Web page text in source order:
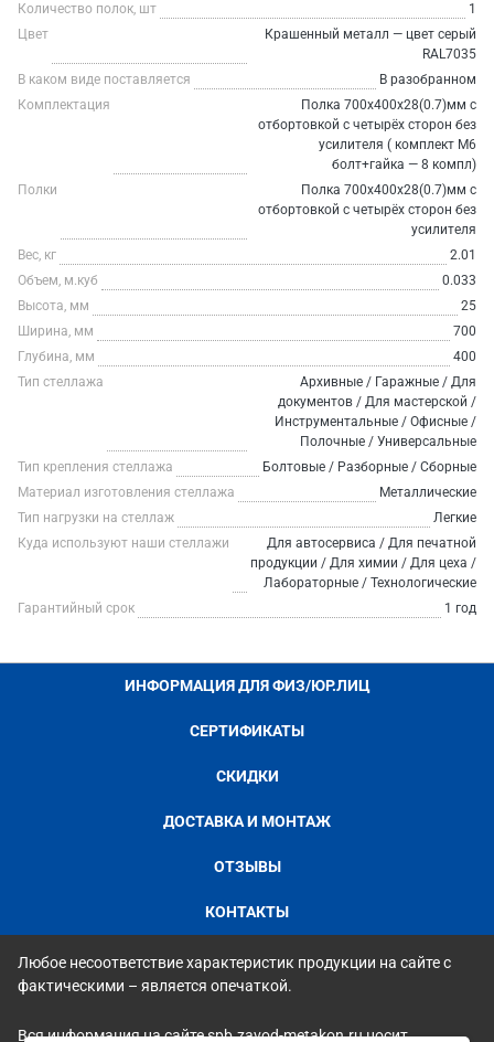
Количество полок, шт
1
Цвет
Крашенный металл — цвет серый
RAL7035
В каком виде поставляется
В разобранном
Комплектация
Полка 700х400х28(0.7)мм с
отбортовкой с четырёх сторон без
усилителя ( комплект М6
болт+гайка — 8 компл)
Полки
Полка 700х400х28(0.7)мм с
отбортовкой с четырёх сторон без
усилителя
Вес, кг
2.01
Объем, м.куб
0.033
Высота, мм
25
Ширина, мм
700
Глубина, мм
400
Тип стеллажа
Архивные / Гаражные / Для
документов / Для мастерской /
Инструментальные / Офисные /
Полочные / Универсальные
Тип крепления стеллажа
Болтовые / Разборные / Сборные
Материал изготовления стеллажа
Металлические
Тип нагрузки на стеллаж
Легкие
Куда используют наши стеллажи
Для автосервиса / Для печатной
продукции / Для химии / Для цеха /
Лабораторные / Технологические
Гарантийный срок
1 год
ИНФОРМАЦИЯ ДЛЯ ФИЗ/ЮР.ЛИЦ
СЕРТИФИКАТЫ
СКИДКИ
ДОСТАВКА И МОНТАЖ
ОТЗЫВЫ
КОНТАКТЫ
Любое несоответствие характеристик продукции на сайте с
фактическими – является опечаткой.
Вся информация на сайте spb.zavod-metakon.ru носит